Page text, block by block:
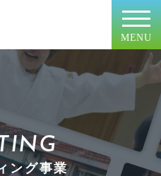
MENU
ング事業